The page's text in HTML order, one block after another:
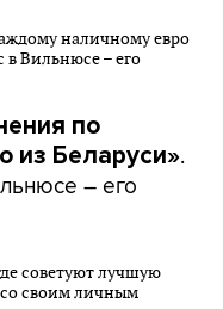
по
из Беларуси».
– его